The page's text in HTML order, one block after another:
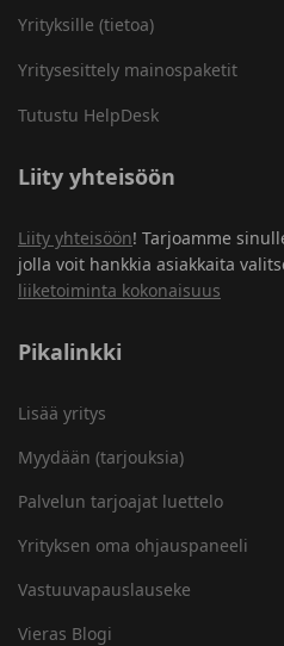
Yrityksille (tietoa)
Yritysesittely mainospaketit
Tutustu HelpDesk
Liity yhteisöön
Liity yhteisöön! Tarjoamme
jolla voit hankkia asiakkaita
liiketoiminta kokonaisuus
Pikalinkki
Lisää yritys
Myydään (tarjouksia)
Palvelun tarjoajat luettelo
Yrityksen oma ohjauspaneeli
Vastuuvapauslauseke
Vieras Blogi